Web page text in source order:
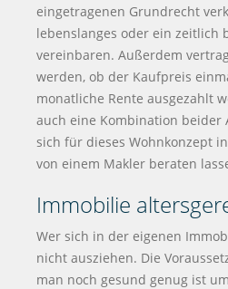
eingetragenen Grundrecht
lebenslanges oder ein zeitlich
vereinbaren. Außerdem
werden, ob der Kaufpreis
monatliche Rente ausgezahlt
auch eine Kombination beider
sich für dieses Wohnkonzept
von einem Makler beraten
Immobilie
Wer sich in der eigenen
nicht ausziehen. Die
man noch gesund genug ist